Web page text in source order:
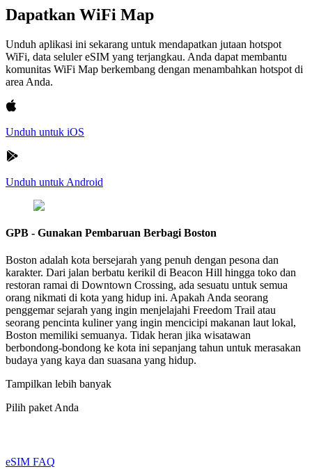
Dapatkan WiFi Map
Unduh aplikasi ini sekarang untuk mendapatkan jutaan hotspot
WiFi, data seluler eSIM yang terjangkau. Anda dapat membantu
komunitas WiFi Map berkembang dengan menambahkan hotspot di
area Anda.
Unduh untuk iOS
Unduh untuk Android
GPB - Gunakan Pembaruan Berbagi Boston
Boston adalah kota bersejarah yang penuh dengan pesona dan
karakter. Dari jalan berbatu kerikil di Beacon Hill hingga toko dan
restoran ramai di Downtown Crossing, ada sesuatu untuk semua
orang nikmati di kota yang hidup ini. Apakah Anda seorang
penggemar sejarah yang ingin menjelajahi Freedom Trail atau
seorang pencinta kuliner yang ingin mencicipi makanan laut lokal,
Boston memiliki semuanya. Tidak heran jika wisatawan
berbondong-bondong ke kota ini sepanjang tahun untuk merasakan
budaya yang kaya dan suasana yang hidup.
Tampilkan lebih banyak
Pilih paket Anda
eSIM FAQ